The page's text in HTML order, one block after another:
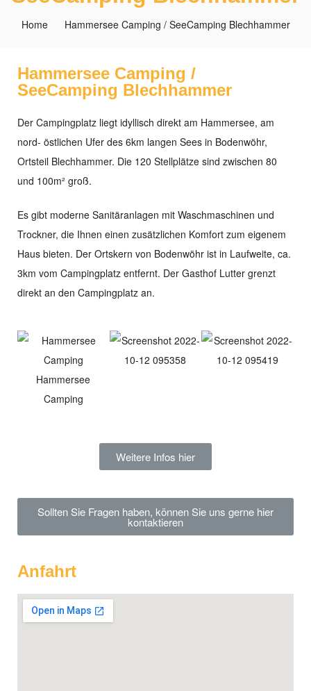
Home Hammersee Camping / SeeCamping Blechhammer
Hammersee Camping /
SeeCamping Blechhammer
Der Campingplatz liegt idyllisch direkt am Hammersee, am
nord- östlichen Ufer des 6km langen Sees in Bodenwöhr,
Ortsteil Blechhammer. Die 120 Stellplätze sind zwischen 80
und 100m² groß.
Es gibt moderne Sanitäranlagen mit Waschmaschinen und
Trockner, die Ihnen einen zusätzlichen Komfort zum eigenem
Haus bieten. Der Ortskern von Bodenwöhr ist in Laufweite, ca.
3km vom Campingplatz entfernt. Der Gasthof Lutter grenzt
direkt an den Campingplatz an.
Hammersee
Camping
Weitere Infos hier
Sollten Sie Fragen haben, können Sie uns gerne hier
kontaktieren
Anfahrt